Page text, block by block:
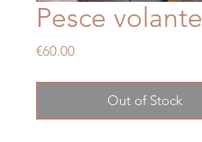
Pesce volante
€60.00Price
Out of Stock